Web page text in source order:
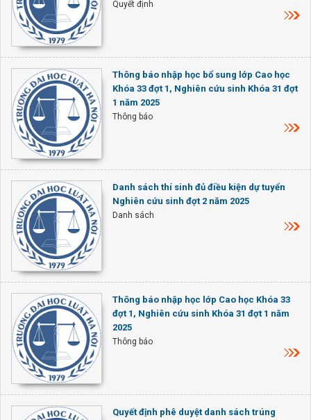
Quyết định
Thông báo nhập học bổ sung lớp Cao học
Khóa 33 đợt 1, Nghiên cứu sinh Khóa 31 đợt
1 năm 2025
Thông báo
Danh sách thí sinh đủ điều kiện dự tuyển
Nghiên cứu sinh đợt 2 năm 2025
Danh sách
Thông báo nhập học lớp Cao học Khóa 33
đợt 1, Nghiên cứu sinh Khóa 31 đợt 1 năm
2025
Thông báo
Quyết định phê duyệt danh sách trúng